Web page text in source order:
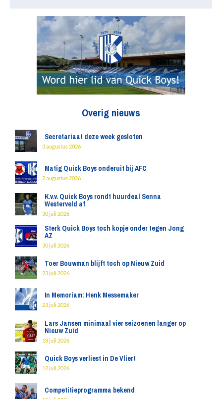
Overig nieuws
Secretariaat deze week gesloten
3 augustus 2026
Matig Quick Boys onderuit bij AFC
2 augustus 2026
K.v.v. Quick Boys rondt huurdeal Senna
Westerveld af
30 juli 2026
Sterk Quick Boys toch kopje onder tegen Jong
AZ
30 juli 2026
Toer Bouwman blijft toch op Nieuw Zuid
23 juli 2026
In Memoriam: Henk Messemaker
23 juli 2026
Lars Jansen minimaal vier seizoenen langer op
Nieuw Zuid
18 juli 2026
Quick Boys verliest in De Vliert
12 juli 2026
Competitieprogramma bekend